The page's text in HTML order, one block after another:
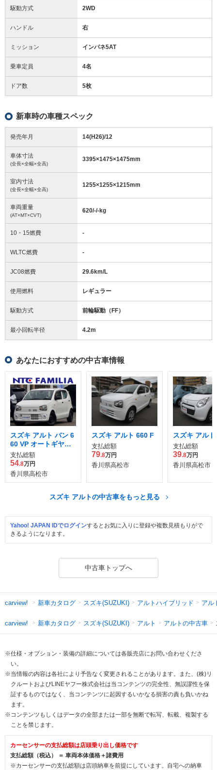
駆動方式 2WD
ハンドル 右
ミッション インパネ5AT
乗車定員 4名
ドア数 5枚
新車時の車種スペック
発売年月 14(H26)/12
車体寸法
(全長×全幅×全高)
3395×1475×1475mm
室内寸法
(全長×全幅×全高)
1255×1255×1215mm
車両重量
(AT×MT×CVT)
620/-/-kg
10・15燃費 -
WLTC燃費 -
JC08燃費 29.6km/L
使用燃料 レギュラー
駆動方式 前輪駆動（FF）
最小回転半径 4.2m
あなたにおすすめの中古車情報
スズキ アルト バン 6
60 VP オートギヤシ
フト レーダーブレー
キサポート装着車
支払総額
54.8万円
香川県高松市
スズキ アルト 660 F
支払総額
79.8万円
香川県高松市
スズキ アル
支払総額
39.8万円
香川県高松市
スズキ アルトの中古車をもっと見る
Yahoo! JAPAN IDでログインするとお気に入りに登録や複数見積もりがで
きるようになります。
中古車トップへ
carview! 新車カタログ スズキ(SUZUKI) アルトハイブリッド アル
carview! 新車カタログ スズキ(SUZUKI) アルト アルトの中古車
※仕様・オプション・装備の詳細については各販売店にお問い合わせくださ
い。
※当情報の内容は各社により予告なく変更されることがあります。また、(株)リ
クルートおよびLINEヤフー株式会社は当コンテンツの完全性、無誤謬性を保
証するものではなく、当コンテンツに起因するいかなる損害の責も負いかね
ます。
※コンテンツもしくはデータの全部または一部を無断で転写、転載、複製する
ことを禁じます。
カーセンサーの支払総額は店頭乗り出し価格です
支払総額（税込） ＝ 車両本体価格＋諸費用
※カーセンサーの支払総額は店頭納車を前提にしています。自宅への納車